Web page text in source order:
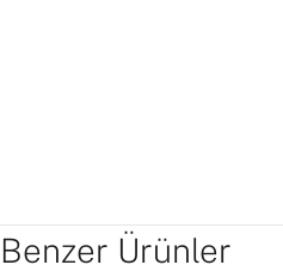
Benzer Ürünler